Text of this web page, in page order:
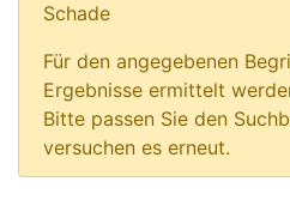
Schade
Für den angegebenen
Ergebnisse ermittelt
Bitte passen Sie den
versuchen es erneut.